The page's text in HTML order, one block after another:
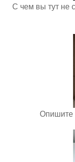
С чем вы тут не
Опишите